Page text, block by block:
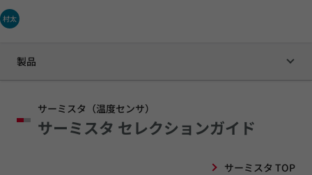
村太
製品
サーミスタ（温度センサ）
サーミスタ セレクションガイド
サーミスタ TOP